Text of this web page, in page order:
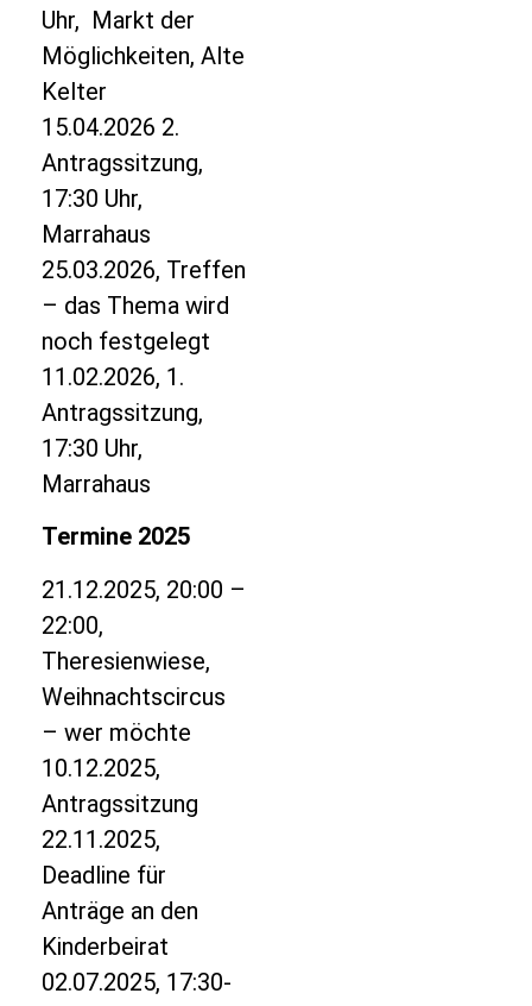
Uhr, Markt der
Möglichkeiten, Alte
Kelter
15.04.2026 2.
Antragssitzung,
17:30 Uhr,
Marrahaus
25.03.2026, Treffen
– das Thema wird
noch festgelegt
11.02.2026, 1.
Antragssitzung,
17:30 Uhr,
Marrahaus
Termine 2025
21.12.2025, 20:00 –
22:00,
Theresienwiese,
Weihnachtscircus
– wer möchte
10.12.2025,
Antragssitzung
22.11.2025,
Deadline für
Anträge an den
Kinderbeirat
02.07.2025, 17:30-